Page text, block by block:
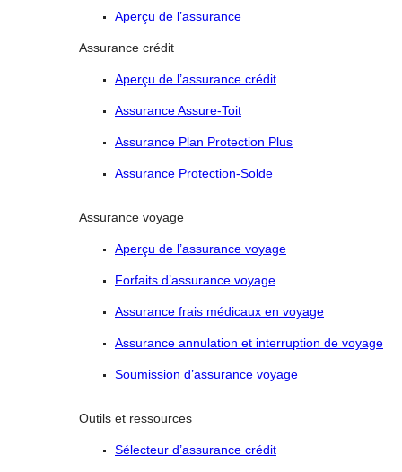
Aperçu de l’assurance
Assurance crédit
Aperçu de l’assurance crédit
Assurance Assure-Toit
Assurance Plan Protection Plus
Assurance Protection-Solde
Assurance voyage
Aperçu de l’assurance voyage
Forfaits d’assurance voyage
Assurance frais médicaux en voyage
Assurance annulation et interruption de voyage
Soumission d’assurance voyage
Outils et ressources
Sélecteur d’assurance crédit